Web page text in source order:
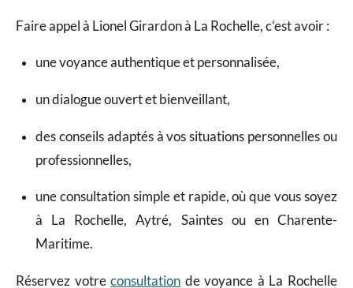
Faire appel à Lionel Girardon à La Rochelle, c’est avoir :
une voyance authentique et personnalisée,
un dialogue ouvert et bienveillant,
des conseils adaptés à vos situations personnelles ou
professionnelles,
une consultation simple et rapide, où que vous soyez
à La Rochelle, Aytré, Saintes ou en Charente-
Maritime.
Réservez votreconsultation de voyance à La Rochelle